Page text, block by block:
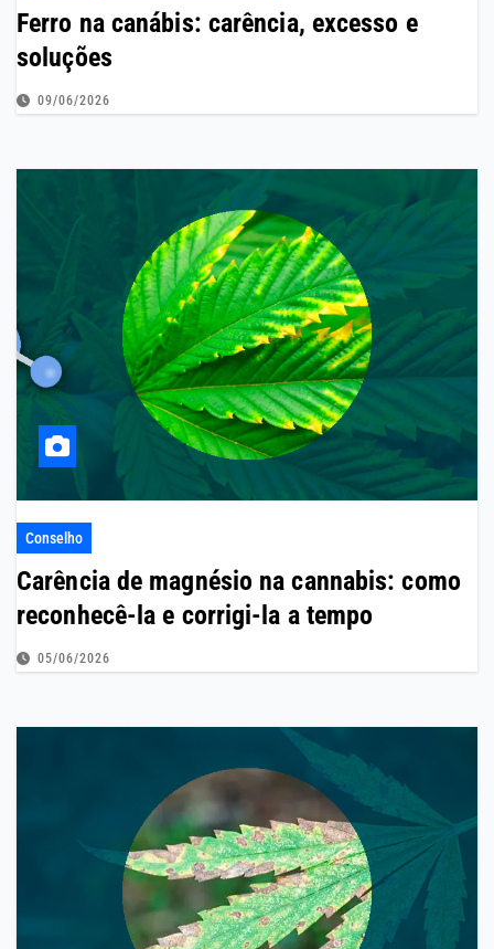
Ferro na canábis: carência, excesso e
soluções
09/06/2026
Conselho
Carência de magnésio na cannabis: como
reconhecê-la e corrigi-la a tempo
05/06/2026